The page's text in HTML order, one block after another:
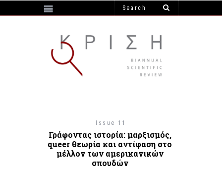
https://e-krisi.gr/wp-content/themes/krisi
Issue 11
Γράφοντας ιστορία: μαρξισμός,
queer θεωρία και αντίφαση στο
μέλλον των αμερικανικών
σπουδών